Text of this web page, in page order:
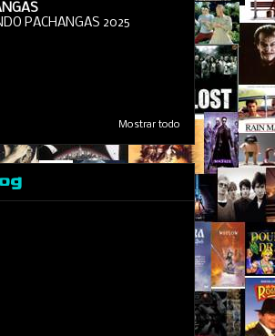
PACHANGAS 2025
Mostrar todo